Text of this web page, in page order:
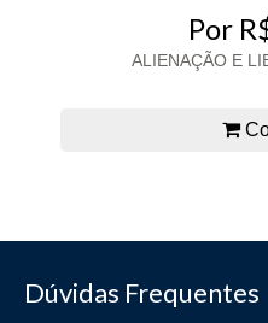
Por
ALIENAÇÃO E
Dúvidas Frequentes